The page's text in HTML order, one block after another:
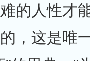
的人性才
，这是唯